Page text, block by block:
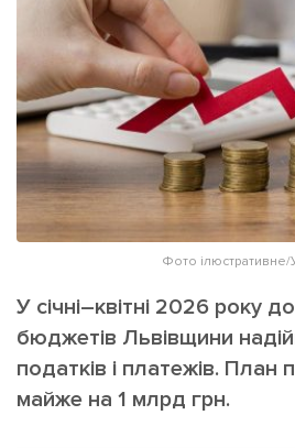
ІНШЕ
Інтерв'ю
Картки
Репортаж
Розслідування
Лонгріди
Зв'язатися з нами
Фото
У січні–квітні 2026 року
бюджетів Львівщини
податків і платежів. План
майже на 1 млрд грн.